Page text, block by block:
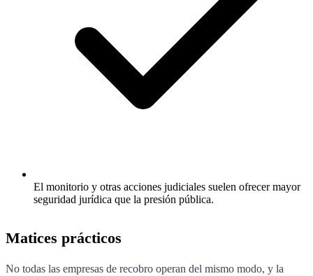
El monitorio y otras acciones judiciales suelen ofrecer mayor
seguridad jurídica que la presión pública.
Matices prácticos
No todas las empresas de recobro operan del mismo modo, y la